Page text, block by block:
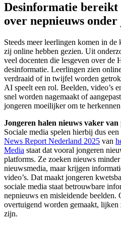
Desinformatie bereikt
over nepnieuws
Steeds meer leerlingen komen in
zij online hebben gezien. Uit
veel docenten die lesgeven over de
desinformatie. Leerlingen zien
verdraaid of in twijfel worden
AI speelt een rol. Beelden, video’s
snel worden nagemaakt of
jongeren moeilijker om te
Jongeren halen nieuws vaker
Sociale media spelen hierbij dus
News Report Nederland 2025 van
Media staat dat vooral jongeren
platforms. Ze zoeken nieuws
nieuwsmedia, maar krijgen
video’s. Dat maakt jongeren
sociale media staat betrouwbare
nepnieuws en misleidende beelden.
overtuigend worden gemaakt, lijken
zijn.